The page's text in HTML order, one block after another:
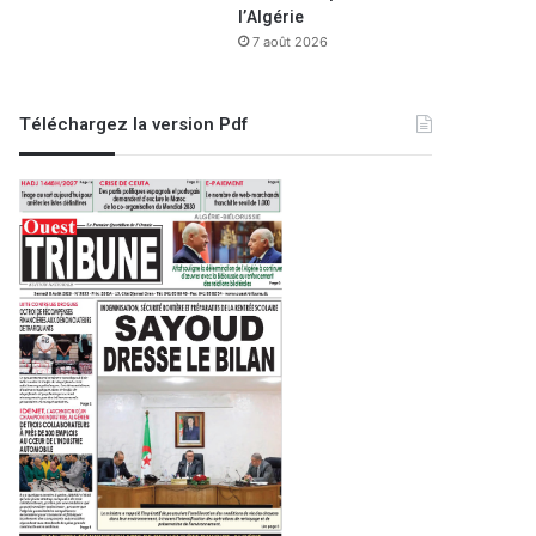
l’Algérie
7 août 2026
Téléchargez la version Pdf